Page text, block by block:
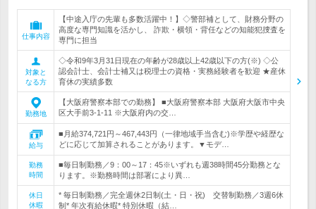
仕事内容
【中途入庁の先輩も多数活躍中！】◇警部補として、財務分野の
高度な専門知識を活かし、 詐欺・横領・背任などの知能犯捜査を
専門に担当
対象と
なる方
◇令和9年3月31日現在の年齢が28歳以上42歳以下の方(※) ◇公
認会計士、会計士補又は税理士の資格・実務経験者を歓迎 ★産休
育休の実績多数
勤務地
【大阪府警察本部での勤務】 ■大阪府警察本部 大阪府大阪市中央
区大手前3-1-11 ※大阪府内の交…
給与
■月給374,721円～467,443円（一律地域手当含む)※学歴や経歴な
どに応じて加算されることがあります。▼モデ…
勤務
時間
■毎日制勤務／9：00～17：45※いずれも週38時間45分勤務とな
ります。※勤務時間は部署により異…
休日
休暇
* 毎日制勤務／完全週休2日制(土・日・祝) 交替制勤務／3週6休
制* 年次有給休暇* 特別休暇（結…